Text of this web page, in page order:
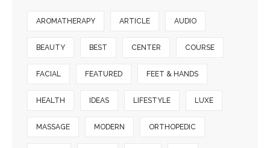
AROMATHERAPY ARTICLE AUDIO
BEAUTY BEST CENTER COURSE
FACIAL FEATURED FEET & HANDS
HEALTH IDEAS LIFESTYLE LUXE
MASSAGE MODERN ORTHOPEDIC